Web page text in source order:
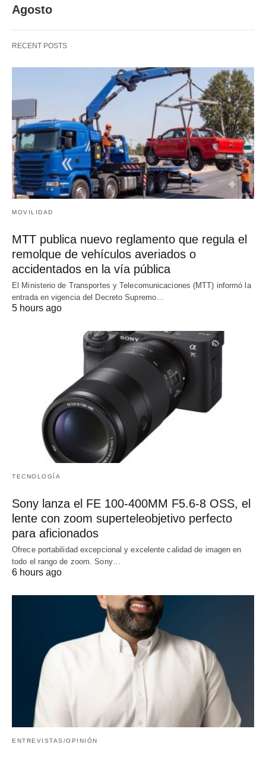
Agosto
RECENT POSTS
MOVILIDAD
MTT publica nuevo reglamento que regula el
remolque de vehículos averiados o
accidentados en la vía pública
El Ministerio de Transportes y Telecomunicaciones (MTT) informó la
entrada en vigencia del Decreto Supremo…
5 hours ago
TECNOLOGÍA
Sony lanza el FE 100-400MM F5.6-8 OSS, el
lente con zoom superteleobjetivo perfecto
para aficionados
Ofrece portabilidad excepcional y excelente calidad de imagen en
todo el rango de zoom. Sony…
6 hours ago
ENTREVISTAS/OPINIÓN